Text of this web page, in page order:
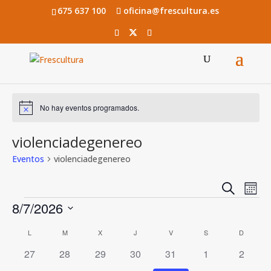
675 637 100 oficina@frescultura.es
Aviso No hay eventos programados.
violenciadegenereo
Eventos violenciadegenereo
vistas
Buscar
de
Mes
Eventos
8/7/2026
Calendario
de
L MMARTES X MIÉRCOLES
J VVIERNES S D
0
27
0
28
0
29
0
eventos
30
0
eventos
31
0
1
0
2